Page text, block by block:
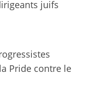
juifs
Pride contre le